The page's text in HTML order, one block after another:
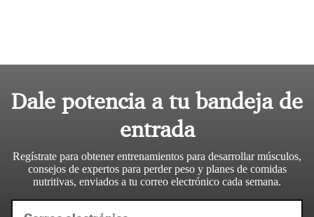
Dale potencia a tu bandeja de
entrada
Regístrate para obtener entrenamientos para desarrollar músculos,
consejos de expertos para perder peso y planes de comidas
nutritivas, enviados a tu correo electrónico cada semana.